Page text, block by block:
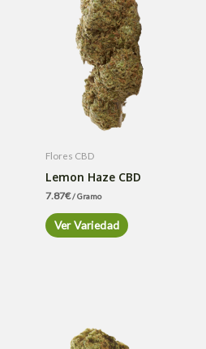
Flores CBD
Lemon Haze CBD
7.87€/ Gramo
Ver Variedad